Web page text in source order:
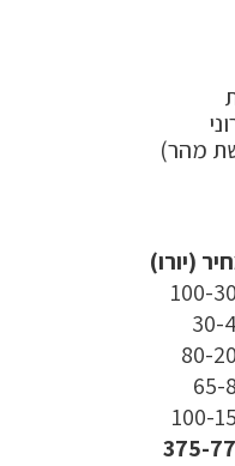
מהר)
(יורו)
100-
30-
80-
65-
100-
375-